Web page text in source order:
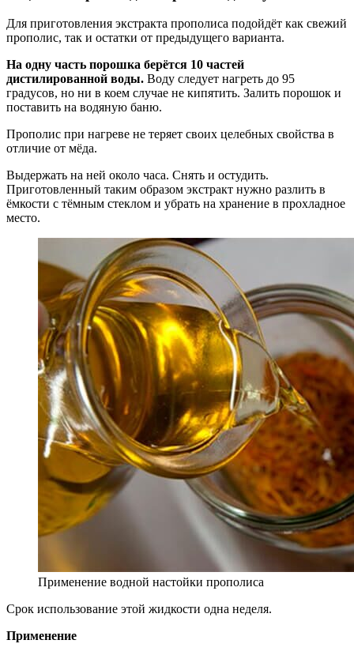
Для приготовления экстракта прополиса подойдёт как свежий
прополис, так и остатки от предыдущего варианта.
На одну часть порошка берётся 10 частей
дистилированной воды. Воду следует нагреть до 95
градусов, но ни в коем случае не кипятить. Залить порошок и
поставить на водяную баню.
Прополис при нагреве не теряет своих целебных свойства в
отличие от мёда.
Выдержать на ней около часа. Снять и остудить.
Приготовленный таким образом экстракт нужно разлить в
ёмкости с тёмным стеклом и убрать на хранение в прохладное
место.
Применение водной настойки прополиса
Срок использование этой жидкости одна неделя.
Применение